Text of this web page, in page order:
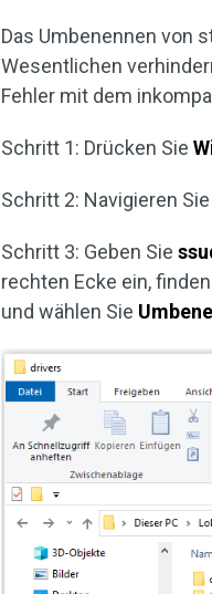
Das Umbenennen von
Wesentlichen
Fehler mit dem
Schritt 1: Drücken Sie
Schritt 2: Navigieren
Schritt 3: Geben Sie
rechten Ecke ein,
und wählen Sie